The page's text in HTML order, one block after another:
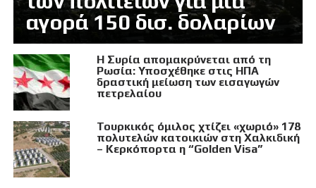
αγορά 150 δισ. δολαρίων
Η Συρία απομακρύνεται από τη
Ρωσία: Υποσχέθηκε στις ΗΠΑ
δραστική μείωση των εισαγωγών
πετρελαίου
Τουρκικός όμιλος χτίζει «χωριό» 178
πολυτελών κατοικιών στη Χαλκιδική
– Κερκόπορτα η “Golden Visa”